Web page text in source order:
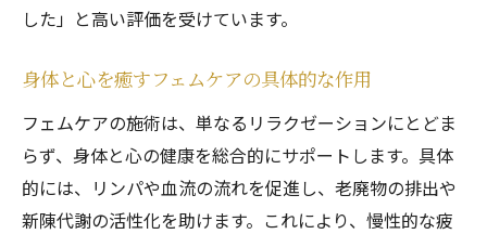
した」と高い評価を受けています。
身体と心を癒すフェムケアの具体的な作用
フェムケアの施術は、単なるリラクゼーションにとどま
らず、身体と心の健康を総合的にサポートします。具体
的には、リンパや血流の流れを促進し、老廃物の排出や
新陳代謝の活性化を助けます。これにより、慢性的な疲